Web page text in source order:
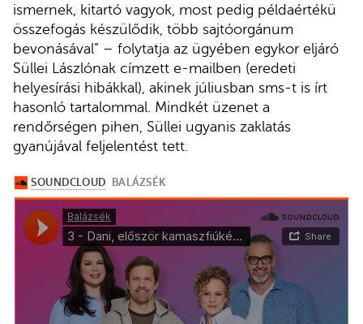
ismernek, kitartó vagyok, most pedig példaértékü
összefogás készülődik, több sajtóorgánum
bevonásával” – folytatja az ügyében egykor eljáró
Süllei Lászlónak címzett e-mailben (eredeti
helyesírási hibákkal), akinek júliusban sms-t is írt
hasonló tartalommal. Mindkét üzenet a
rendőrségen pihen, Süllei ugyanis zaklatás
gyanújával feljelentést tett.